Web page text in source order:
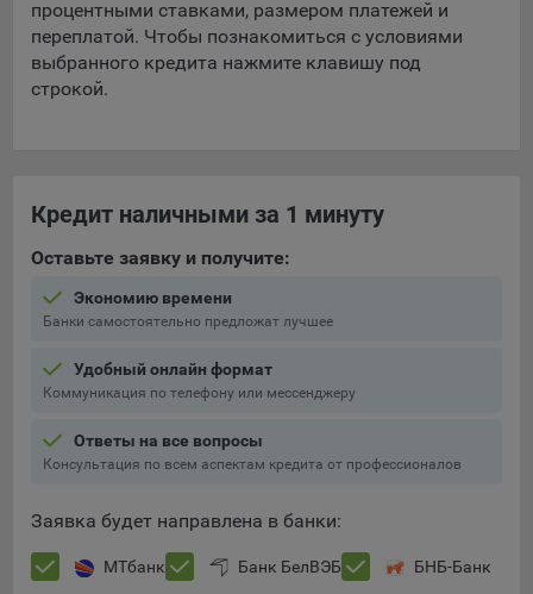
Google Analytics.
Технические/Функциональные, хранятся не более года;
Необходимые для функционирования веб-аналитических
время пользования сайтом;
Остальные - не более года.
Отключение аналитических файлов cookie не позволяет
определять предпочтения пользователей сайта, в том числе
меры по совершенствованию работы сайта исходя из
предпочтений пользователей.
При этом, некоторые браузеры позволяют посещать
интернет-сайты в режиме «Инкогнито», чтобы ограничить
того, субъект персональных данных может удалить ранее
сохраненные файлов cookie выбрав соответствующую
опцию в истории браузера.
процентными ставками, размером платежей и
переплатой. Чтобы познакомиться с условиями
выбранного кредита нажмите клавишу под
строкой.
Кредит наличными за 1 минуту
Оставьте заявку и получите:
Экономию времени
Банки самостоятельно предложат лучшее
Удобный онлайн формат
Коммуникация по телефону или мессенджеру
Ответы на все вопросы
Консультация по всем аспектам кредита от профессионалов
Заявка будет направлена в банки:
МТбанк Банк БелВЭБ БНБ-Банк